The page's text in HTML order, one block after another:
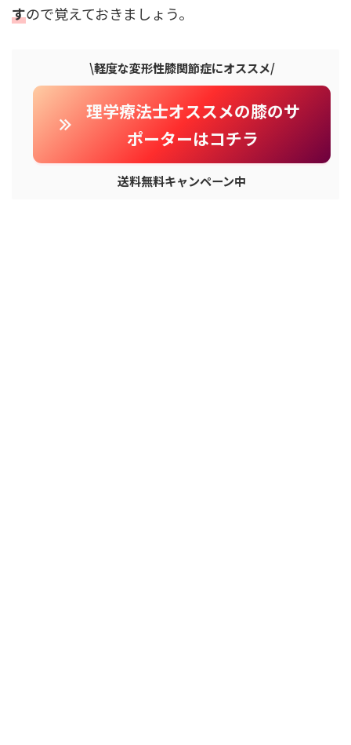
すので覚えておきましょう。
\軽度な変形性膝関節症にオススメ/
理学療法士オススメの膝のサ
ポーターはコチラ
送料無料キャンペーン中